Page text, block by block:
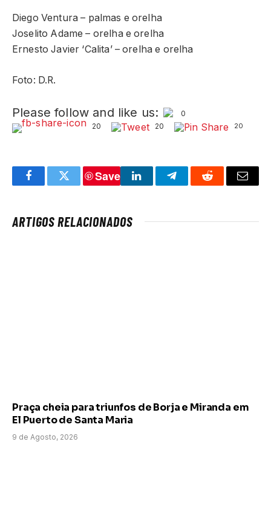
Diego Ventura – palmas e orelha
Joselito Adame – orelha e orelha
Ernesto Javier ‘Calita’ – orelha e orelha
Foto: D.R.
Please follow and like us:
0
20
20 20
FacebookTwitter
Save
LinkedInTelegramReddit Email
ARTIGOS RELACIONADOS
Praça cheia para triunfos de Borja e Miranda em
El Puerto de Santa Maria
9 de Agosto, 2026